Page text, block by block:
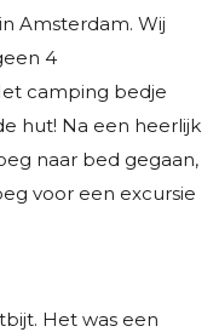
Amsterdam. Wij
4
camping bedje
hut! Na een heerlijk
naar bed gegaan,
voor een excursie
Het was een